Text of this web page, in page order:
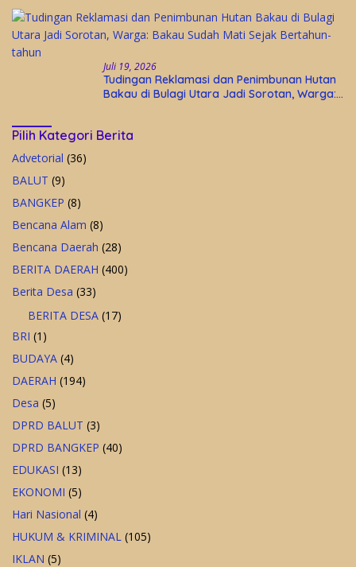
Juli 19, 2026
Tudingan Reklamasi dan Penimbunan Hutan
Bakau di Bulagi Utara Jadi Sorotan, Warga:
Pilih Kategori Berita
Advetorial (36)
BALUT (9)
BANGKEP (8)
Bencana Alam (8)
Bencana Daerah (28)
BERITA DAERAH (400)
Berita Desa (33)
BERITA DESA (17)
BRI (1)
BUDAYA (4)
DAERAH (194)
Desa (5)
DPRD BALUT (3)
DPRD BANGKEP (40)
EDUKASI (13)
EKONOMI (5)
Hari Nasional (4)
HUKUM & KRIMINAL (105)
IKLAN (5)